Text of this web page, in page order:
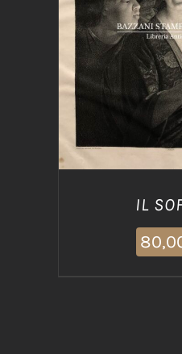
AGGIUNGI AL
IL